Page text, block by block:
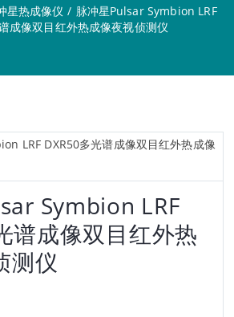
星热成像仪 / 脉冲星Pulsar Symbion LRF
成像双目红外热成像夜视侦测仪
Symbion LRF
谱成像双目红外热
测仪